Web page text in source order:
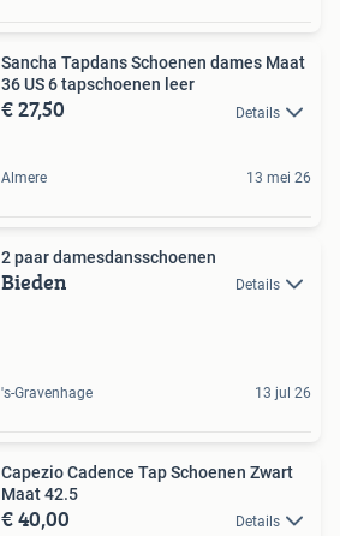
Sancha Tapdans Schoenen dames Maat
36 US 6 tapschoenen leer
€ 27,50 Details
Almere 13 mei 26
2 paar damesdansschoenen
Bieden Details
's-Gravenhage 13 jul 26
Capezio Cadence Tap Schoenen Zwart
Maat 42.5
€ 40,00 Details